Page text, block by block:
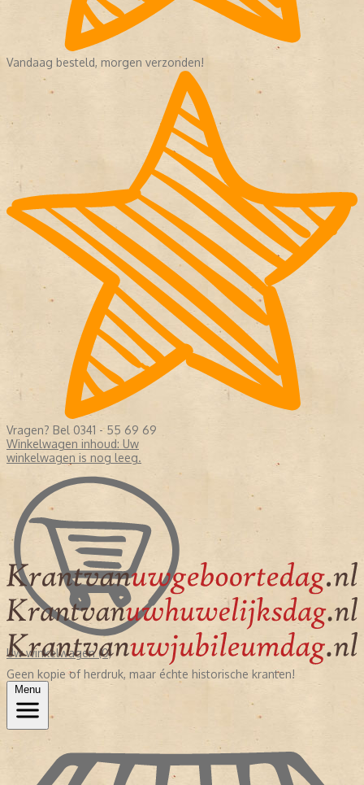
Vandaag besteld, morgen verzonden!
Vragen? Bel 0341 - 55 69 69
Winkelwagen inhoud: Uw
winkelwagen is nog leeg.
Uw winkelwagen (0)
Geen kopie of herdruk, maar échte historische kranten!
Menu